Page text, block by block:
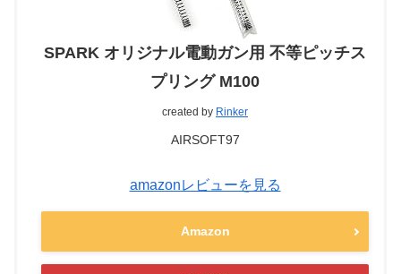
SPARK オリジナル電動ガン用 不等ピッチス
プリング M100
created by Rinker
AIRSOFT97
amazonレビューを見る
Amazon